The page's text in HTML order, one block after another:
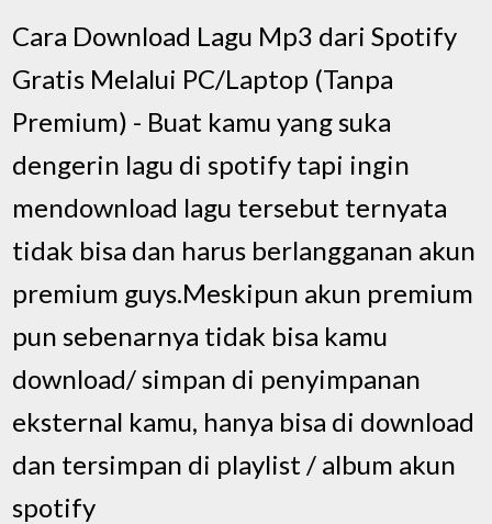
Cara Download Lagu Mp3 dari Spotify
Gratis Melalui PC/Laptop (Tanpa
Premium) - Buat kamu yang suka
dengerin lagu di spotify tapi ingin
mendownload lagu tersebut ternyata
tidak bisa dan harus berlangganan akun
premium guys.Meskipun akun premium
pun sebenarnya tidak bisa kamu
download/ simpan di penyimpanan
eksternal kamu, hanya bisa di download
dan tersimpan di playlist / album akun
spotify